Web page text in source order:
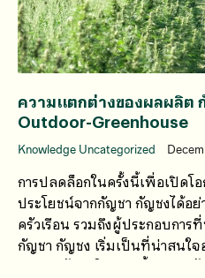
ความแตกต่างของผลผลิต
Outdoor-Greenhouse
Knowledge Uncategorized
การปลดล็อกในครั้งนี้เพื่อเปิดโ
ประโยชน์จากกัญชา กัญชงได้อ
ครัวเรือน รวมถึงผู้ประกอบกา
กัญชา กัญชง เริ่มเป็นที่น่าสนใ
ประเทศไทย ในขณะนี้ประเท